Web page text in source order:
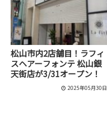
松山市内2店舗目！ラフィ
スヘアーフォンテ 松山銀
天街店が3/31オープン！
2025年05月30日